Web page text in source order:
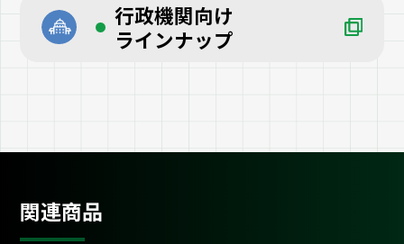
行政機関向け
ラインナップ
関連商品